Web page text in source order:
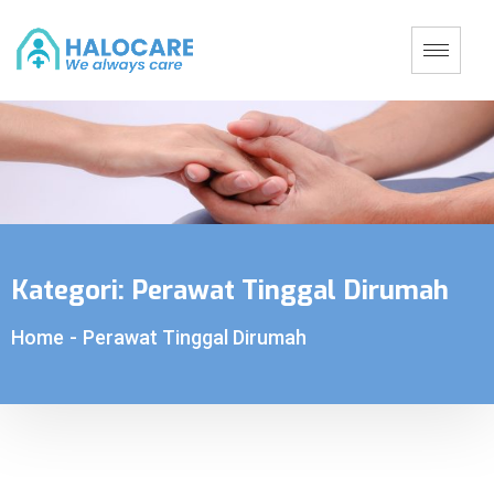
Kategori: Perawat Tinggal Dirumah
Home - Perawat Tinggal Dirumah